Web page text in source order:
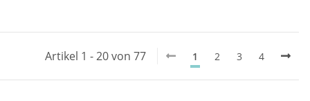
Artikel 1 - 20 von 77 1 2 3 4